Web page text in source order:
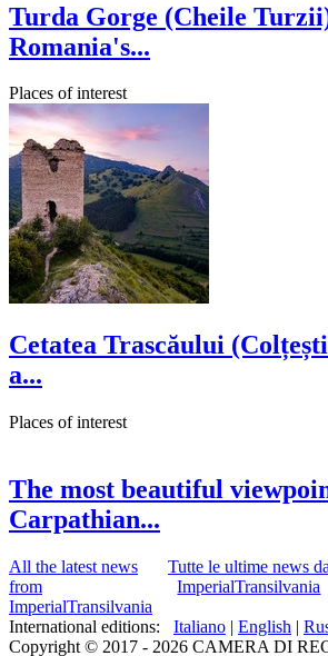
Turda Gorge (Cheile
Romania's...
Places of interest
Cetatea Trascăului
a...
Places of interest
The most beautiful
Carpathian...
All the latest news
from
ImperialTransilvania
Tutte le ultime news da
ImperialTransilvania
International editions: Italiano | English |
Copyright © 2017 - 2026 CAMERA DI